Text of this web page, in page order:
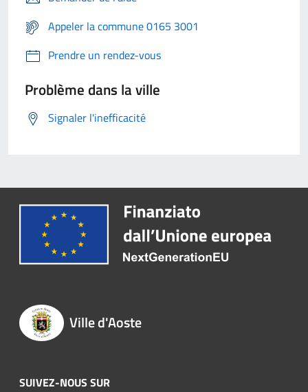
Appeler la commune 0165 3001
Prendre un rendez-vous
Problème dans la ville
Signaler l'inefficacité
Ville d'Aoste
SUIVEZ-NOUS SUR